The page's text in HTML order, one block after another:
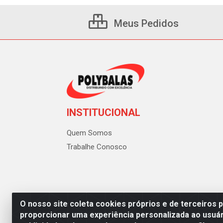
O nosso site coleta cookies próprios e de terceiros
proporcionar uma experiência personalizada ao
Meus Pedidos
INSTITUCIONAL
Quem Somos
Trabalhe Conosco